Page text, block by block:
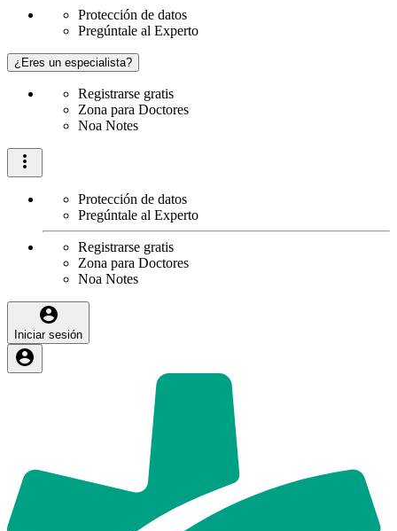
Protección de datos
Pregúntale al Experto
¿Eres un especialista?
Registrarse gratis
Zona para Doctores
Noa Notes
Protección de datos
Pregúntale al Experto
Registrarse gratis
Zona para Doctores
Noa Notes
Iniciar sesión